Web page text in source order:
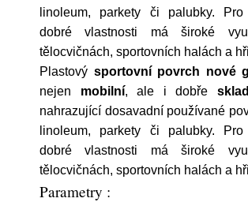
linoleum, parkety či palubky.
dobré vlastnosti má široké
tělocvičnách, sportovních halách a
Plastový sportovní povrch nové
nejen mobilní, ale i dobře
nahrazující dosavadní používané
linoleum, parkety či palubky.
dobré vlastnosti má široké
tělocvičnách, sportovních halách a
Parametry :